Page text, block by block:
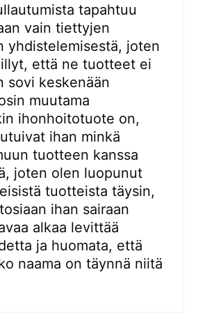
tapahtuu
vain tiettyjen
yhdistelemisestä, joten
että ne tuotteet ei
sovi keskenään
muutama
ihonhoitotuote on,
ihan minkä
tuotteen kanssa
joten olen luopunut
tuotteista täysin,
ihan sairaan
alkaa levittää
ja huomata, että
naama on täynnä niitä